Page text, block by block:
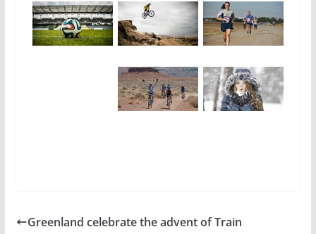
Greenland celebrate the advent of Train